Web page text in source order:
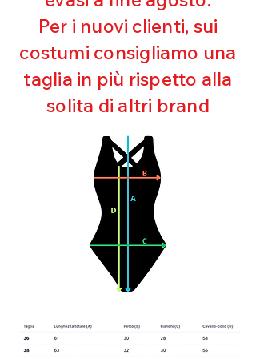
Ultra cloro resistente
Mantenimento della forma
Perfetta vestibilità
Asciugatura rapida
Bielastico
Per i nuovi clienti, sui
costumi consigliamo una
taglia in più rispetto alla
solita di altri brand